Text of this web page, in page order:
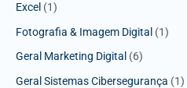
Excel (1)
Fotografia & Imagem Digital (1)
Geral Marketing Digital (6)
Geral Sistemas Cibersegurança (1)